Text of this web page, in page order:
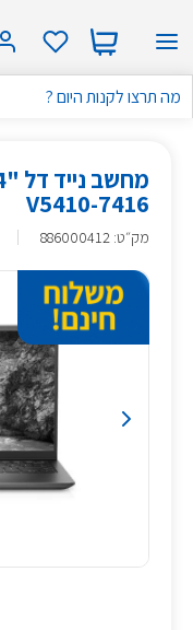
V5410-7416
מק״ט:
886000412